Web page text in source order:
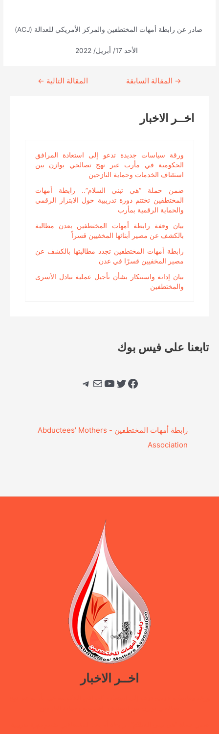
صادر عن رابطة أمهات المختطفين والمركز الأمريكي للعدالة (ACJ)
الأحد 17/ أبريل/ 2022
Continue
→ المقالة السابقة المقالة التالية ←
اخــر الاخبار
ورقة سياسات جديدة تدعو إلى استعادة المرافق
الحكومية في مأرب عبر نهج تصالحي يوازن بين
استئناف الخدمات وحماية النازحين
ضمن حملة “هي تبني السلام”.. رابطة أمهات
المختطفين تختتم دورة تدريبية حول الابتزاز الرقمي
والحماية الرقمية بمأرب
بيان وقفة رابطة أمهات المختطفين بعدن مطالبة
بالكشف عن مصير أبنائها المخفيين قسراً
رابطة أمهات المختطفين تجدد مطالبتها بالكشف عن
مصير المخفيين قسرًا في عدن
بيان إدانة واستنكار بشأن تأجيل عملية تبادل الأسرى
والمختطفين
تابعنا على فيس بوك
فيسبوك تويتر يوتيوببريد تيليجرام
‎رابطة أمهات المختطفين - Abductees' Mothers
Association‎
اخــر الاخبار